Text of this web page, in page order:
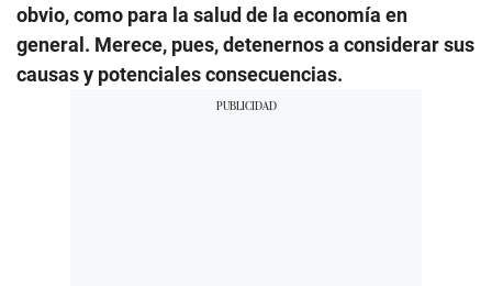
obvio, como para la salud de la economía en
general. Merece, pues, detenernos a considerar sus
causas y potenciales consecuencias.